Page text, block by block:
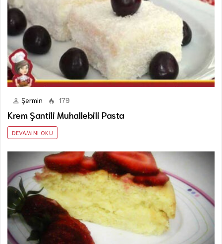
Şermin 179
Krem Şantili Muhallebili Pasta
DEVAMINI OKU